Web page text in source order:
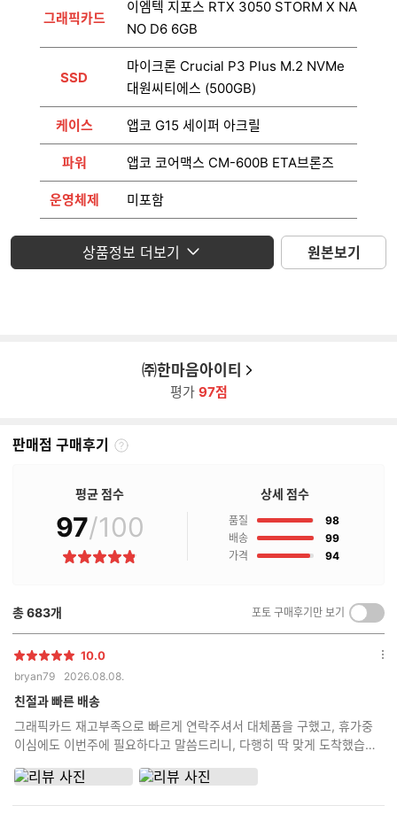
그래픽카드
이엠텍 지포스 RTX 3050 STORM X NA
NO D6 6GB
SSD
마이크론 Crucial P3 Plus M.2 NVMe
대원씨티에스 (500GB)
케이스 앱코 G15 세이퍼 아크릴
파워 앱코 코어맥스 CM-600B ETA브론즈
운영체제 미포함
모니터 미포함
상품정보 더보기 원본보기
㈜한마음아이티
평가 97점
판매점 구매후기
판
매
후
기
평균 점수
97/100
별
상세 점수
품질 98점
배송
99점
가격
94점
총683개 포토 구매후기만 보기
켜
기/
별
점
10.0
bryan79 2026.08.08.
친절과 빠른 배송
그래픽카드 재고부족으로 빠르게 연락주셔서 대체품을 구했고, 휴가중
이심에도 이번주에 필요하다고 말씀드리니, 다행히 딱 맞게 도착했습니
옵